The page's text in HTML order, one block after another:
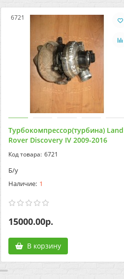
6721
Турбокомпрессор(турбина) Land
Rover Discovery IV 2009-2016
6721
Б/у
1
15000.00р.
В корзину